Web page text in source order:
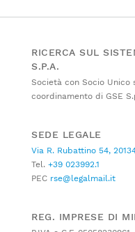
RICERCA SUL
S.P.A.
Società con Socio Unico
coordinamento di GSE
SEDE LEGALE
Via R. Rubattino 54,
Tel. +39 023992.1
PEC rse@legalmail.it
REG. IMPRESE DI